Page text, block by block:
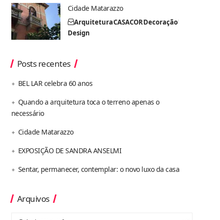
Cidade Matarazzo
ArquiteturaCASACORDecoração
Design
Posts recentes
BEL LAR celebra 60 anos
Quando a arquitetura toca o terreno apenas o
necessário
Cidade Matarazzo
EXPOSIÇÃO DE SANDRA ANSELMI
Sentar, permanecer, contemplar: o novo luxo da casa
Arquivos